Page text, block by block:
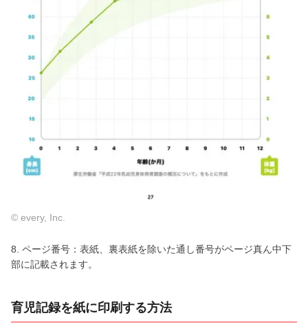
© every, Inc.
8. ページ番号：表紙、裏表紙を除いた通し番号がページ真ん中下
部に記載されます。
育児記録を紙に印刷する方法